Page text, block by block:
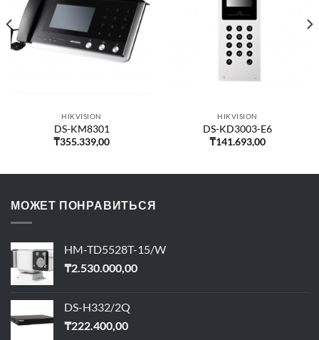
HIKVISION
DS-KM8301
₸355.339,00
HIKVISION
DS-KD3003-E6
₸141.693,00
МОЖЕТ ПОНРАВИТЬСЯ
HM-TD5528T-15/W
₸2.530.000,00
DS-H332/2Q
₸222.400,00